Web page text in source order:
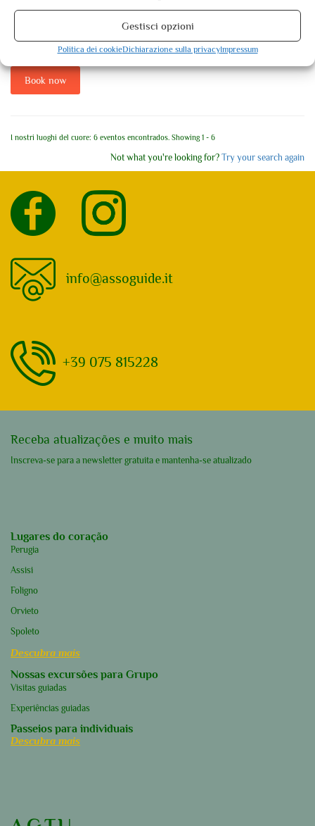
Gestisci opzioni
Politica dei cookieDichiarazione sulla privacyImpressum
Visite guidate di Natale ad Assisi Nell’ambito delle iniziative di Natale Assisi
2021, vi ...
Book now
I nostri luoghi del cuore: 6 eventos encontrados. Showing 1 - 6
Not what you're looking for? Try your search again
info@assoguide.it
+39 075 815228
Receba atualizações e muito mais
Inscreva-se para a newsletter gratuita e mantenha-se atualizado
Lugares do coração
Perugia
Assisi
Foligno
Orvieto
Spoleto
Descubra mais
Nossas excursões para Grupo
Visitas guiadas
Experiências guiadas
Passeios para individuais
Descubra mais